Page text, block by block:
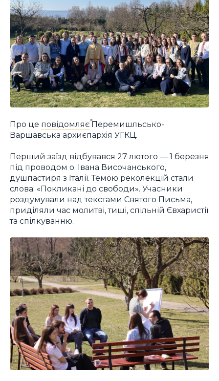
Про це повідомляєПеремишльсько-
Варшавська архиєпархія УГКЦ.
Перший заїзд відбувався 27 лютого — 1 березня
під проводом о. Івана Височанського,
душпастиря з Італії. Темою реколекцій стали
слова: «Покликані до свободи». Учасники
роздумували над текстами Святого Письма,
приділяли час молитві, тиші, спільній Євхаристії
та спілкуванню.